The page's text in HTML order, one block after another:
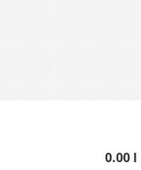
0.00 l